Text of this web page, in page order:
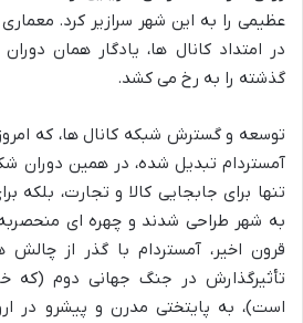
عظیمی را به این شهر سرازیر کرد.
در امتداد کانال ها، یادگار همان
گذشته را به رخ می کشد.
توسعه و گسترش شبکه کانال ها، که
آمستردام تبدیل شده، در همین دوران
تنها برای جابجایی کالا و تجارت، بلکه
به شهر طراحی شدند و چهره ای
قرون اخیر، آمستردام با گذر از
تأثیرگذارش در جنگ جهانی دوم (که
است)، به پایتختی مدرن و پیشرو در